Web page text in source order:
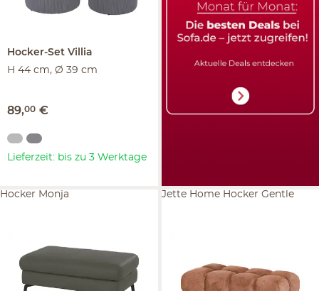
Hocker-Set Villia
H 44 cm, Ø 39 cm
89,00 €
Lieferzeit: bis zu 3 Werktage
Hocker Monja Jette Home Hocker Gentle